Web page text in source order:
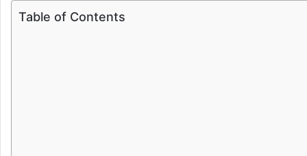
Table of Contents